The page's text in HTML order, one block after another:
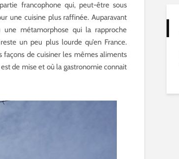
francophone qui, peut-être sous
une cuisine plus raffinée. Auparavant
métamorphose qui la rapproche
un peu plus lourde qu’en France.
de cuisiner les mêmes aliments
de mise et où la gastronomie connait